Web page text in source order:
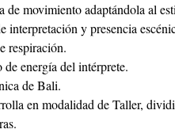
de movimiento adaptándola al
interpretación y presencia
respiración.
energía del intérprete.
de Bali.
en modalidad de Taller,